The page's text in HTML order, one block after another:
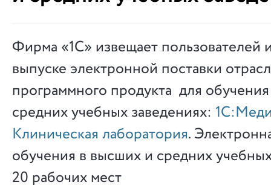
Фирма «1С» извещает пользователей
выпуске электронной поставки
программного продукта для
средних учебных заведениях:
Клиническая лаборатория.
обучения в высших и средних
20 рабочих мест